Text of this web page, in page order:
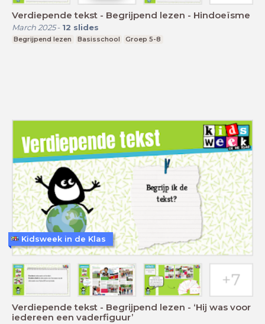
Verdiepende tekst - Begrijpend lezen - Hindoeïsme
March 2025- 12 slides
Begrijpend lezen Basisschool Groep 5-8
Verdiepende tekst - Begrijpend lezen - ‘Hij was voor
iedereen een vaderfiguur’
Kidsweek in de Klas